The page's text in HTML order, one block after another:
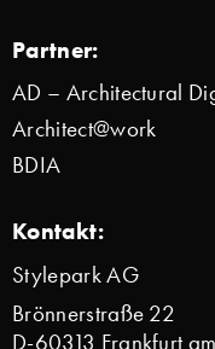
Partner:
AD – Architectural
Architect@work
BDIA
Kontakt:
Stylepark AG
Brönnerstraße 22
D-60313 Frankfurt